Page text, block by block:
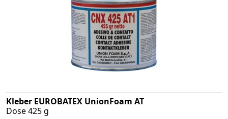
Kleber EUROBATEX UnionFoam AT
Dose 425 g